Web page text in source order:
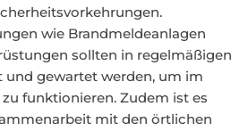
wie Brandmeldeanlagen
sollten in regelmäßigen
gewartet werden, um im
funktionieren. Zudem ist es
mit den örtlichen